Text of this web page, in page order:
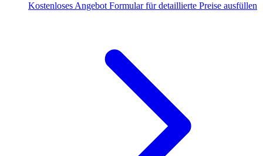
Kostenloses Angebot Formular für detaillierte Preise ausfüllen